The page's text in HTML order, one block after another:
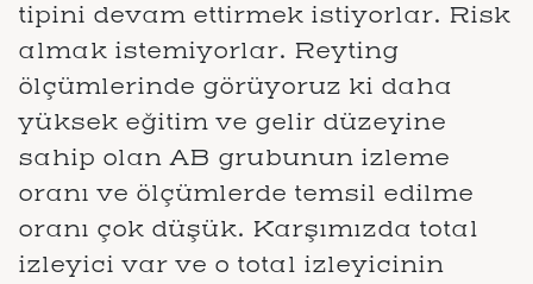
tipini devam ettirmek istiyorlar. Risk
almak istemiyorlar. Reyting
ölçümlerinde görüyoruz ki daha
yüksek eğitim ve gelir düzeyine
sahip olan AB grubunun izleme
oranı ve ölçümlerde temsil edilme
oranı çok düşük. Karşımızda total
izleyici var ve o total izleyicinin